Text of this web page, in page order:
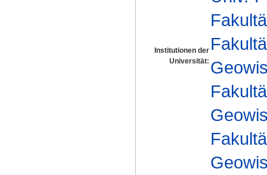
Institutionen der
Universität: